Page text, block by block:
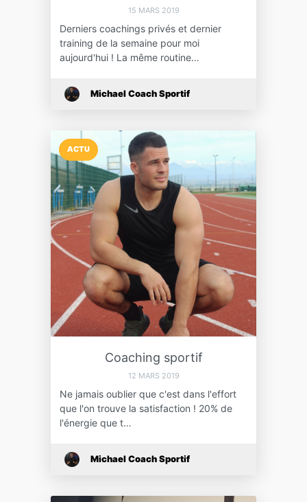
15 MARS 2019
Derniers coachings privés et dernier
training de la semaine pour moi
aujourd'hui ! La même routine…
Michael Coach Sportif
ACTU
Coaching sportif
12 MARS 2019
Ne jamais oublier que c'est dans l'effort
que l'on trouve la satisfaction ! 20% de
l'énergie que t…
Michael Coach Sportif